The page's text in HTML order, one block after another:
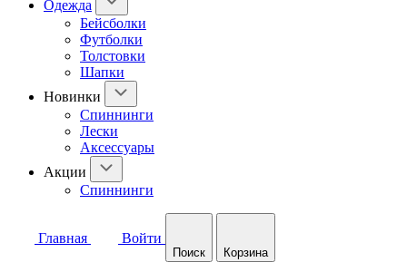
Одежда
Бейсболки
Футболки
Толстовки
Шапки
Новинки
Спиннинги
Лески
Аксессуары
Акции
Спиннинги
Главная Войти
Поиск Корзина